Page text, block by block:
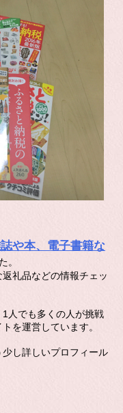
や本、電子書籍な
。
礼品などの情報チェッ
人でも多くの人が挑戦
を運営しています。
し詳しいプロフィール